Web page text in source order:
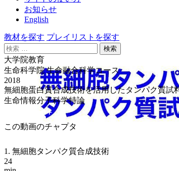
お知らせ
English
教材を探す プレイリストを探す
検
索:
大学院教育
生命科学院 生命融合科学コース
2018
無細胞蛋白質合成技術を活用したタンパク質試
生命情報分子科学特論
この動画のチャプタ
1. 無細胞タンパク質合成技術
24